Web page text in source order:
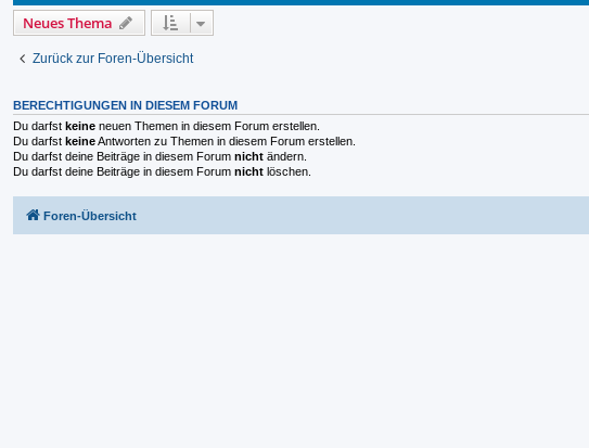
Neues Thema
Zurück zur Foren-Übersicht
BERECHTIGUNGEN IN DIESEM FORUM
Du darfst keine neuen Themen in diesem Forum erstellen.
Du darfst keineAntworten zu Themen in diesem Forum erstellen.
Du darfst deine Beiträge in diesem Forum nicht ändern.
Du darfst deine Beiträge in diesem Forum nicht löschen.
Foren-Übersicht